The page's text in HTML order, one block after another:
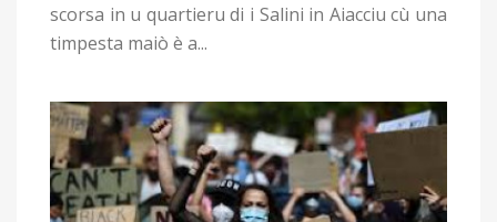
scorsa in u quartieru di i Salini in Aiacciu cù una
timpesta maiò è a...